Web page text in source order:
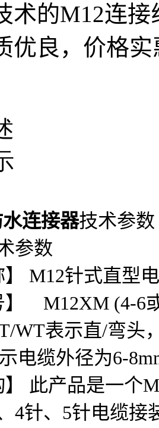
术的M12连
优良，价格
连接器技术参数
参数
】 M12针式直型
】 M12XM (4-6
WT表示直/弯头
电缆外径为6-
】 此产品是一个
4针、5针电缆接